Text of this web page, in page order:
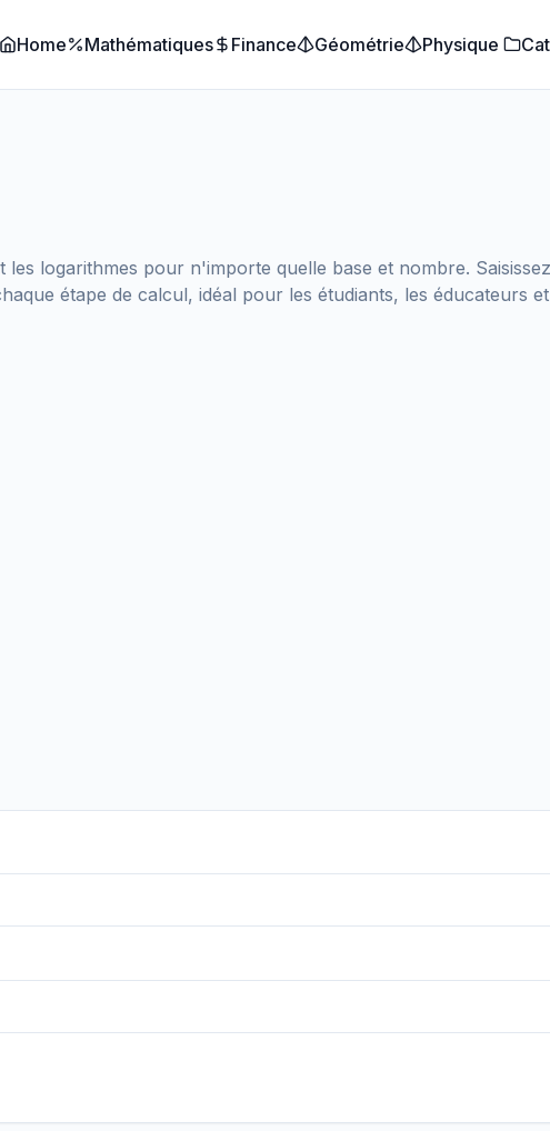
Home Mathématiques Finance Géométrie Physique
logarithmes pour n'importe quelle base et nombre.
étape de calcul, idéal pour les étudiants, les éducateurs